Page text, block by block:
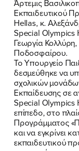
Άρτεμις
Εκπαιδευτικού
Hellas, κ.
Special Olympics
Γεωργία
Ποδοσφαίρου.
Το Υπουργείο
δεσμεύθηκε να
σχολικών
Εκπαίδευσης σε
Special Olympics
επίπεδο, στο
Προγράμματος
και να εγκρίνει
εκπαιδευτικού